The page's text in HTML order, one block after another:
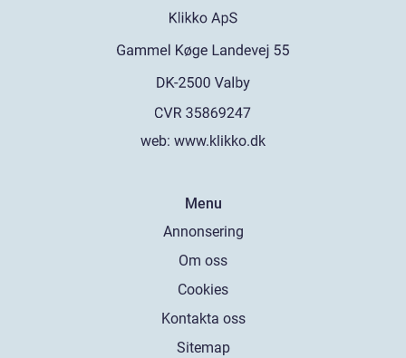
web: www.klikko.dk
Menu
Annonsering
Om oss
Cookies
Kontakta oss
Sitemap